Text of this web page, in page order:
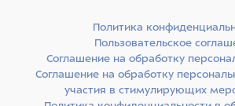
Политика
Пользовательское
Соглашение на обработку
Соглашение на обработку
участия в стимулирующих